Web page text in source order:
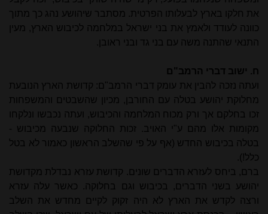
את חלקו בארץ לבעלותו הפרטית. מסתבר שיהושע נהג כך מתוך
כוונה לעודד ולאמץ את בני ישראל במלחמה לכיבוש הארץ, מעין
התנאי שהתנה משה עם בני גד ובני ראובן.
ח. ישוב דברי הרמב"ם
ועתה נזכה להבין את עומק דברי הרמב"ם: קדושת הארץ הנובעת
מחלוקת יהושע בטלה עם החורבן, מכיון שהשבטים והמשפחות
זכו בחלקם אך ורק מכוח המלחמה והכיבוש, ועתה נכבשו ונלקחו
מקומות אלו מהם ע"י האויב. זכות החלוקה שנבעה מכיבוש -
בטלה בכיבוש החדש (אף על פי שהשלב הראשון כאמור לא בטל
כלל!).
ברם, ביחס לעזרא הדברים שונים. קדושת עזרא נבדלת מקדושת
יהושע בשני הדברים, בכיבוש וגם בחלוקה. כאשר עלה עזרא
ורצה לקדש את הארץ לא היה זקוק לקיים מחדש את השלב